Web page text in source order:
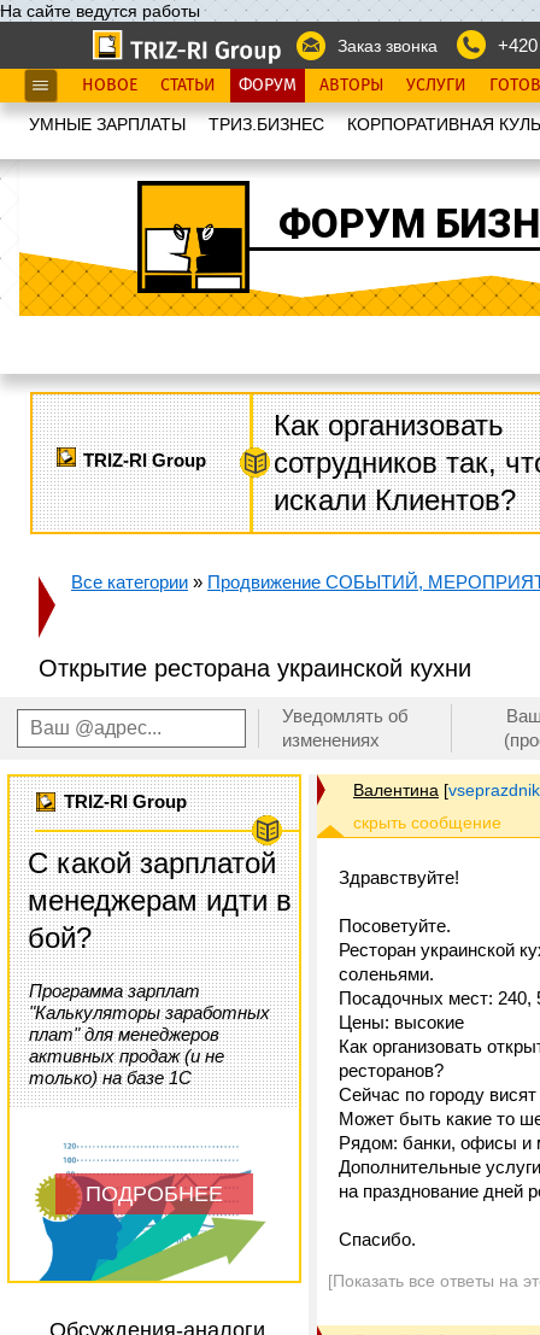
На сайте ведутся работы
Заказ звонка
НОВОЕ СТАТЬИ ФОРУМ АВТОРЫ УСЛУГИ
УМНЫЕ ЗАРПЛАТЫ ТРИЗ.БИЗНЕС КОРПОРАТИВНАЯ
ФОРУМ
TRIZ-RI Group
Как организовать
сотрудников так,
искали Клиентов?
Все категории » Продвижение СОБЫТИЙ,
Открытие ресторана украинской кухни
Уведомлять об
изменениях
TRIZ-RI Group
С какой зарплатой
менеджерам идти в
бой?
Программа зарплат
"Калькуляторы заработных
плат" для менеджеров
активных продаж (и не
только) на базе 1С
ПОДРОБНЕЕ
Обсуждения-аналоги
Валентина [
Здравствуйте!
Посоветуйте.
Ресторан украинской
соленьями.
Посадочных мест: 240,
Цены: высокие
Как организовать
ресторанов?
Сейчас по городу
Может быть какие то
Рядом: банки, офисы и
Дополнительные
на празднование дней
Спасибо.
[Показать все ответы на